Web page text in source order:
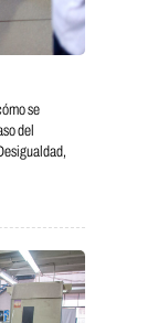
se
del